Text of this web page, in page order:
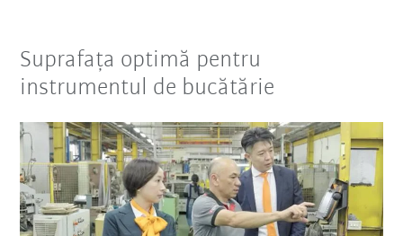
Suprafața optimă pentru
instrumentul de bucătărie